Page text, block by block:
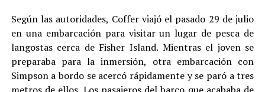
Según las autoridades, Coffer viajó el pasado 29 de julio
en una embarcación para visitar un lugar de pesca de
langostas cerca de Fisher Island. Mientras el joven se
preparaba para la inmersión, otra embarcación con
Simpson a bordo se acercó rápidamente y se paró a tres
metros de ellos. Los pasajeros del barco que acababa de